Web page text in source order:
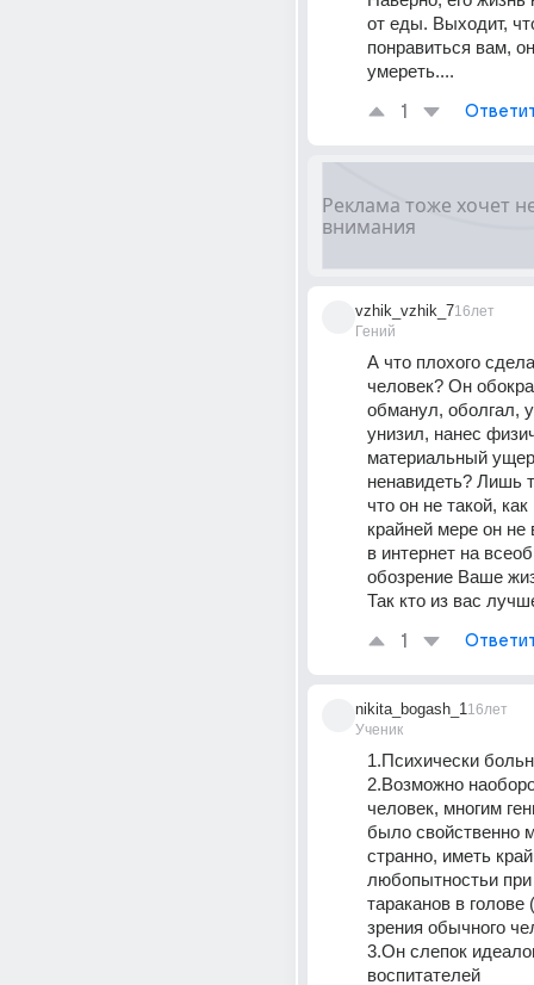
от еды. Выходит,
понравиться вам,
умереть....
1
vzhik_vzhik_7
Гений
16лет
А что плохого
человек? Он
обманул, оболгал,
унизил, нанес
материальный
ненавидеть? Лишь
что он не такой,
крайней мере он
в интернет на
обозрение Ваше
Так кто из вас
1
nikita_bogash_1
Ученик
16лет
1.Психически
2.Возможно
человек, многим
было свойственно
странно, иметь
любопытностьи
тараканов в голове
зрения обычного
3.Он слепок
воспитателей